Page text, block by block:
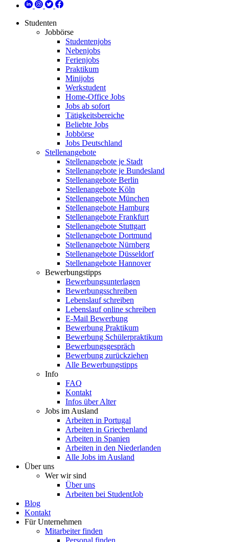
Studenten
Jobbörse
Studentenjobs
Nebenjobs
Ferienjobs
Praktikum
Minijobs
Werkstudent
Home-Office Jobs
Jobs ab sofort
Tätigkeitsbereiche
Beliebte Jobs
Jobbörse
Jobs Deutschland
Stellenangebote
Stellenangebote je Stadt
Stellenangebote je Bundesland
Stellenangebote Berlin
Stellenangebote Köln
Stellenangebote München
Stellenangebote Hamburg
Stellenangebote Frankfurt
Stellenangebote Stuttgart
Stellenangebote Dortmund
Stellenangebote Nürnberg
Stellenangebote Düsseldorf
Stellenangebote Hannover
Bewerbungstipps
Bewerbungsunterlagen
Bewerbungsschreiben
Lebenslauf schreiben
Lebenslauf online schreiben
E-Mail Bewerbung
Bewerbung Praktikum
Bewerbung Schülerpraktikum
Bewerbungsgespräch
Bewerbung zurückziehen
Alle Bewerbungstipps
Info
FAQ
Kontakt
Infos über Alter
Jobs im Ausland
Arbeiten in Portugal
Arbeiten in Griechenland
Arbeiten in Spanien
Arbeiten in den Niederlanden
Alle Jobs im Ausland
Über uns
Wer wir sind
Über uns
Arbeiten bei StudentJob
Blog
Kontakt
Für Unternehmen
Mitarbeiter finden
Personal finden